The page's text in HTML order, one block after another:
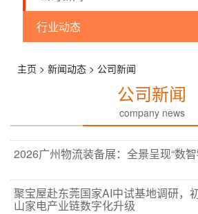
行业动态
主页 > 新闻动态 > 公司新闻
公司新闻
company news
2026广州物流装备展：全景呈现“数
聚宝屋赴东莞国家AI中试基地调研，
山家电产业链数字化升级